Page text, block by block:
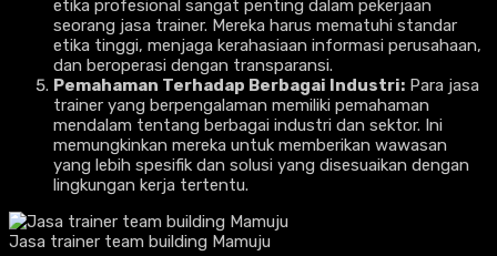
etika profesional sangat penting dalam pekerjaan
seorang jasa trainer. Mereka harus mematuhi standar
etika tinggi, menjaga kerahasiaan informasi perusahaan,
dan beroperasi dengan transparansi.
Pemahaman Terhadap Berbagai Industri: Para jasa
trainer yang berpengalaman memiliki pemahaman
mendalam tentang berbagai industri dan sektor. Ini
memungkinkan mereka untuk memberikan wawasan
yang lebih spesifik dan solusi yang disesuaikan dengan
lingkungan kerja tertentu.
Jasa trainer team building Mamuju